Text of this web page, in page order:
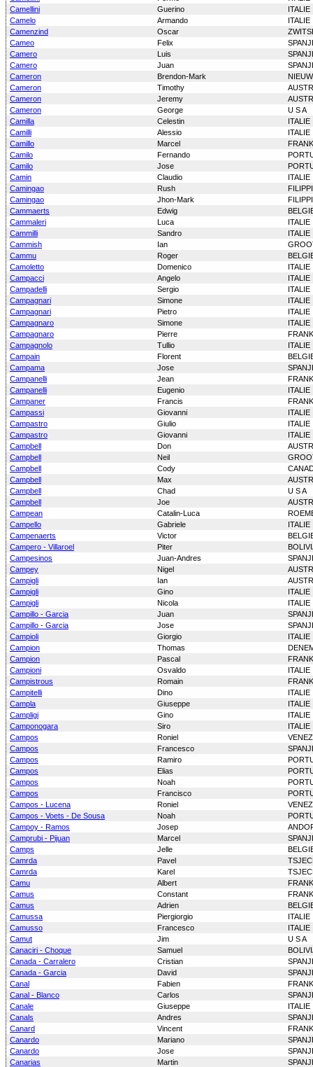
Camellini
Guerino
ITALIE
Camelo
Armando
ITALIE
Camenzind
Oscar
Cameo
Felix
Camero
Luis
Camero
Juan
Cameron
Brendon-Mark
Cameron
Timothy
Cameron
Jeremy
Cameron
George
U S A
Camilla
Celestin
ITALIE
Camilli
Alessio
ITALIE
Camillo
Marcel
Camilo
Fernando
Camilo
Jose
Camin
Claudio
ITALIE
Camingao
Rush
Camingao
Jhon-Mark
Cammaerts
Edwig
Cammaleri
Luca
ITALIE
Cammilli
Sandro
ITALIE
Cammish
Ian
Cammu
Roger
Camoletto
Domenico
ITALIE
Campacci
Angelo
ITALIE
Campadelli
Sergio
ITALIE
Campagnari
Simone
ITALIE
Campagnari
Pietro
ITALIE
Campagnaro
Simone
ITALIE
Campagnaro
Pierre
Campagnolo
Tullio
ITALIE
Campain
Florent
Campama
Jose
Campanelli
Jean
Campanelli
Eugenio
ITALIE
Campaner
Francis
Campassi
Giovanni
ITALIE
Campastro
Giulio
ITALIE
Campastro
Giovanni
ITALIE
Campbell
Don
Campbell
Neil
Campbell
Cody
Campbell
Max
Campbell
Chad
U S A
Campbell
Joe
Campean
Catalin-Luca
Campello
Gabriele
ITALIE
Campenaerts
Victor
Campero - Villaroel
Piter
Campesinos
Juan-Andres
Campey
Nigel
Campigli
Ian
Campigli
Gino
ITALIE
Campigli
Nicola
ITALIE
Campillo - Garcia
Juan
Campillo - Garcia
Jose
Campioli
Giorgio
ITALIE
Campion
Thomas
Campion
Pascal
Campioni
Osvaldo
ITALIE
Campistrous
Romain
Campitelli
Dino
ITALIE
Campla
Giuseppe
ITALIE
Campligi
Gino
ITALIE
Camponogara
Siro
ITALIE
Campos
Roniel
Campos
Francesco
Campos
Ramiro
Campos
Elias
Campos
Noah
Campos
Francisco
Campos - Lucena
Roniel
Campos - Voets - De Sousa
Noah
Campoy - Ramos
Josep
Camprubi - Pijuan
Marcel
Camps
Jelle
Camrda
Pavel
Camrda
Karel
Camu
Albert
Camus
Constant
Camus
Adrien
Camussa
Piergiorgio
ITALIE
Camusso
Francesco
ITALIE
Camut
Jim
U S A
Canaciri - Choque
Samuel
Canada - Carralero
Cristian
Canada - Garcia
David
Canal
Fabien
Canal - Blanco
Carlos
Canale
Giuseppe
ITALIE
Canals
Andres
Canard
Vincent
Canardo
Mariano
Canardo
Jose
Canarias
Martin